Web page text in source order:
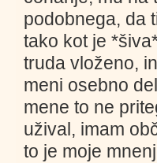
podobnega, da
tako kot je
truda vloženo,
meni osebno
mene to ne
užival, imam
to je moje